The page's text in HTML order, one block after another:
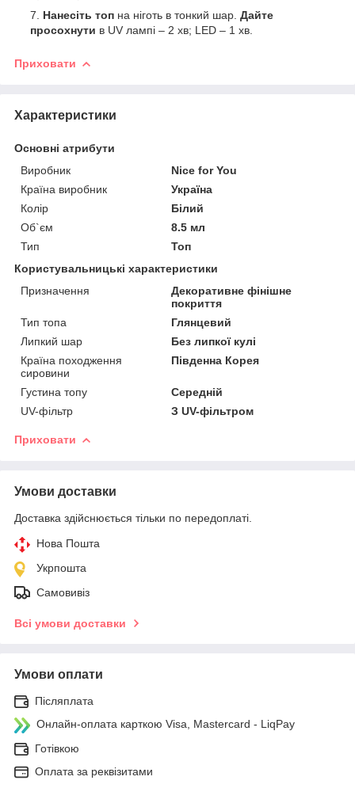
Нанесіть топ на ніготь в тонкий шар. Дайте
просохнути в UV лампі – 2 хв; LED – 1 хв.
Приховати
Характеристики
Основні атрибути
Виробник
Nice for You
Країна виробник
Україна
Колір
Білий
Об`єм
8.5 мл
Тип
Топ
Користувальницькі характеристики
Призначення
Декоративне фінішне
покриття
Тип топа
Глянцевий
Липкий шар
Без липкої кулі
Країна походження
сировини
Південна Корея
Густина топу
Середній
UV-фільтр
З UV-фільтром
Приховати
Умови доставки
Доставка здійснюється тільки по передоплаті.
Нова Пошта
Укрпошта
Самовивіз
Всі умови доставки
Умови оплати
Післяплата
Онлайн-оплата карткою Visa, Mastercard - LiqPay
Готівкою
Оплата за реквізитами